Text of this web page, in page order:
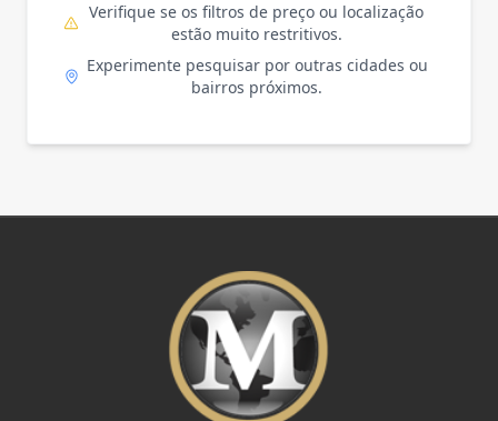
Verifique se os filtros de preço ou localização
estão muito restritivos.
Experimente pesquisar por outras cidades ou
bairros próximos.